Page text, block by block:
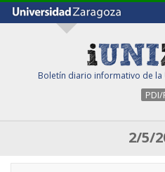
Boletín diario informativo de la
PDI/
2/5/